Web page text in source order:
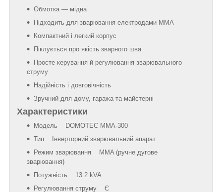
Обмотка — мідна
Підходить для зварювання електродами MMA
Компактний і легкий корпус
Піклується про якість зварного шва
Просте керування й регулювання зварювального
струму
Надійність і довговічність
Зручний для дому, гаража та майстерні
Характеристики
Модель DOMOTEC MMA-300
Тип Інверторний зварювальний апарат
Режим зварювання MMA (ручне дугове
зварювання)
Потужність 13.2 kVA
Регулювання струму Є